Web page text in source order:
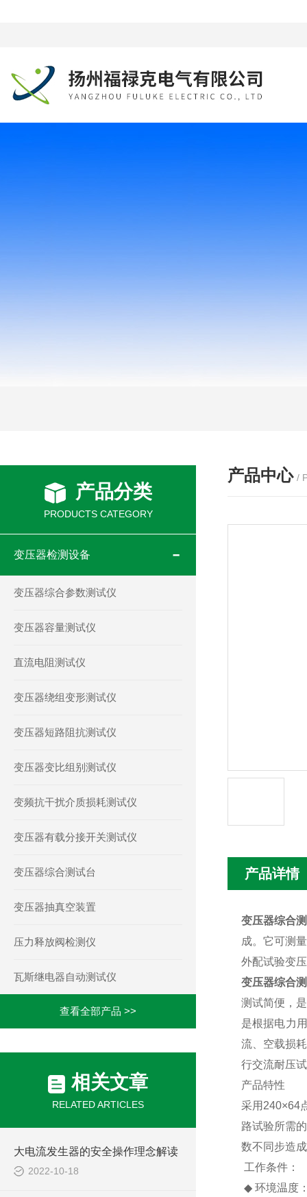
产品分类
PRODUCTS CATEGORY
变压器检测设备
变压器综合参数测试仪
变压器容量测试仪
直流电阻测试仪
变压器绕组变形测试仪
变压器短路阻抗测试仪
变压器变比组别测试仪
变频抗干扰介质损耗测试仪
变压器有载分接开关测试仪
变压器综合测试台
变压器抽真空装置
压力释放阀检测仪
瓦斯继电器自动测试仪
查看全部产品 >>
相关文章
RELATED ARTICLES
大电流发生器的安全操作理念解读
2022-10-18
产品中心 /
产品详情
变压器综合
成。它可测
外配试验变
变压器综合
测试简便，
是根据电力
流、空载损
行交流耐压
产品特性
采用 240×64
路试验所需
数不同步造
工作条件：
◆ 环境温度